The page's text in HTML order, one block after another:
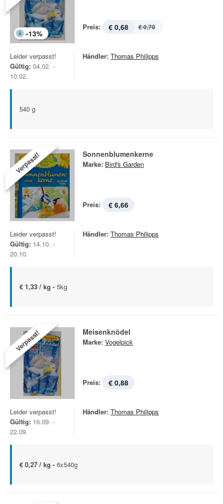
-13%
Preis: € 0,68 € 0,78
Leider verpasst!
Gültig: 04.02. -
10.02.
Händler: Thomas Philipps
540 g
Verpasst! Sonnenblumenkerne
Marke: Bird's Garden
Preis: € 6,66
Leider verpasst!
Gültig: 14.10. -
20.10.
Händler: Thomas Philipps
€ 1,33 / kg - 5kg
Verpasst! Meisenknödel
Marke: Vogelpick
Preis: € 0,88
Leider verpasst!
Gültig: 16.09. -
22.09.
Händler: Thomas Philipps
€ 0,27 / kg - 6x540g